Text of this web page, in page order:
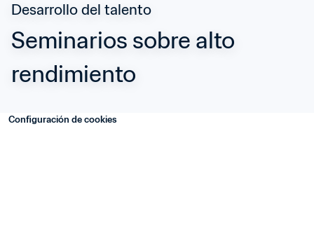
Desarrollo del talento
Seminarios sobre alto
rendimiento
Configuración de cookies